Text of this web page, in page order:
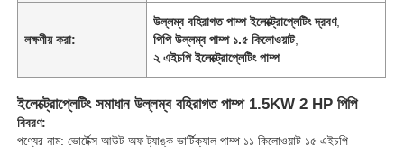
লক্ষণীয় করা:
উল্লম্ব বহিরাগত পাম্প ইলেক্ট্রোপ্লেটিং দ্রবণ,
পিপি উল্লম্ব পাম্প ১.৫ কিলোওয়াট,
২ এইচপি ইলেক্ট্রোপ্লেটিং পাম্প
ইলেক্ট্রোপ্লেটিং সমাধান উল্লম্ব বহিরাগত পাম্প 1.5KW 2 HP পিপি
বিবরণ:
পণ্যের নাম: ভোর্টেক্স আউট অফ ট্যাঙ্ক ভার্টিক্যাল পাম্প ১১ কিলোওয়াট ১৫ এইচপি